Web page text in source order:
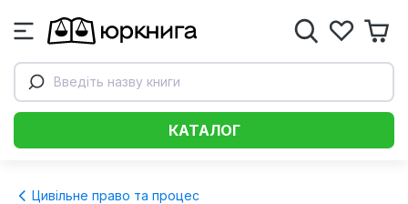
Введіть назву книги
КАТАЛОГ
Цивільне право та процес